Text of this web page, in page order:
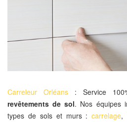
Carreleur Orléans: Service
revêtements de sol. Nos équipes
types de sols et murs :carrelage,